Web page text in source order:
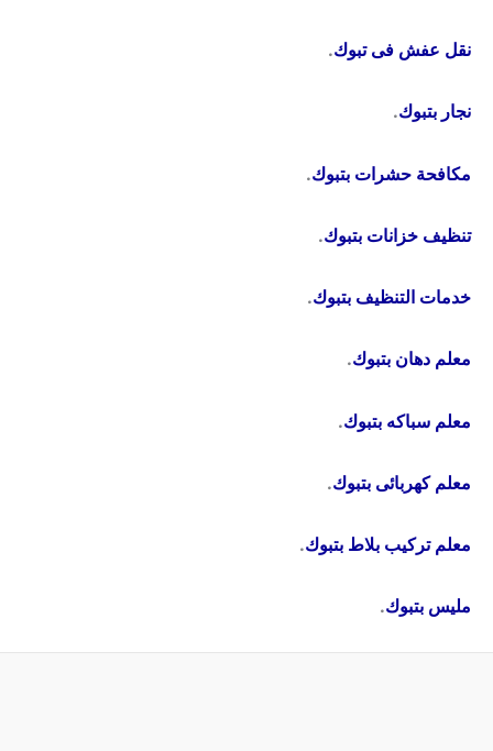
نقل عفش فى تبوك.
نجار بتبوك.
مكافحة حشرات بتبوك.
تنظيف خزانات بتبوك.
خدمات التنظيف بتبوك.
معلم دهان بتبوك.
معلم سباكه بتبوك.
معلم كهربائى بتبوك.
معلم تركيب بلاط بتبوك.
مليس بتبوك.